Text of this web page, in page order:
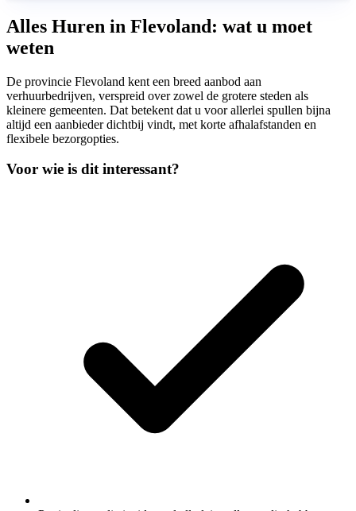
Alles Huren in Flevoland: wat u moet
weten
De provincie Flevoland kent een breed aanbod aan
verhuurbedrijven, verspreid over zowel de grotere steden als
kleinere gemeenten. Dat betekent dat u voor allerlei spullen bijna
altijd een aanbieder dichtbij vindt, met korte afhalafstanden en
flexibele bezorgopties.
Voor wie is dit interessant?